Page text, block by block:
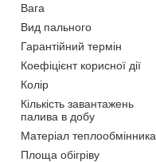
Вага
Вид пального
Гарантійний термін
Коефіцієнт корисної дії
Колір
Кількість завантажень
палива в добу
Матеріал теплообмінника
Площа обігріву